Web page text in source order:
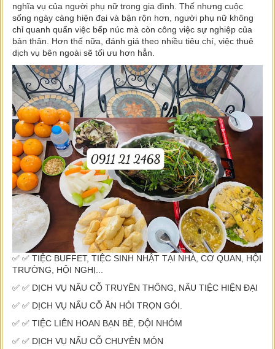
nghĩa vụ của người phụ nữ trong gia đình. Thế nhưng cuộc
sống ngày càng hiện đại và bận rộn hơn, người phụ nữ không
chỉ quanh quẩn việc bếp núc mà còn công việc sự nghiệp của
bản thân. Hơn thế nữa, đánh giá theo nhiều tiêu chí, việc thuê
dịch vụ bên ngoài sẽ tối ưu hơn hẳn.
✅ ✅ TIỆC BUFFET, TIỆC SINH NHẬT TẠI NHÀ, CƠ QUAN, HỘI
TRƯỜNG, HỘI NGHỊ...
✅ ✅ DỊCH VỤ NẤU CỖ TRUYỀN THỐNG, NẤU TIỆC HIỆN ĐẠI
✅ ✅ DỊCH VỤ NẤU CỖ ĂN HỎI TRỌN GÓI.
✅ ✅ TIỆC LIÊN HOAN BẠN BÈ, ĐỘI NHÓM
✅ ✅ DỊCH VỤ NẤU CỖ CHUYÊN MÓN